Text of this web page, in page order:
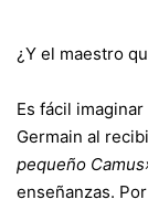
¿Y el maestro
Es fácil
Germain al
pequeño
enseñanzas.